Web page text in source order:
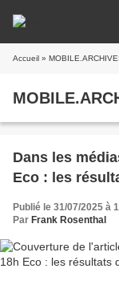
Accueil »
Dans les
Eco : les
Publié le 31/07/2025 à
Par Frank Rosenthal